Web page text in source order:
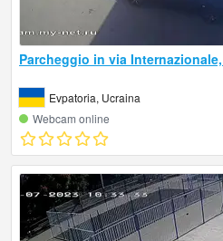
Parcheggio in via
Evpatoria, Ucraina
Webcam online